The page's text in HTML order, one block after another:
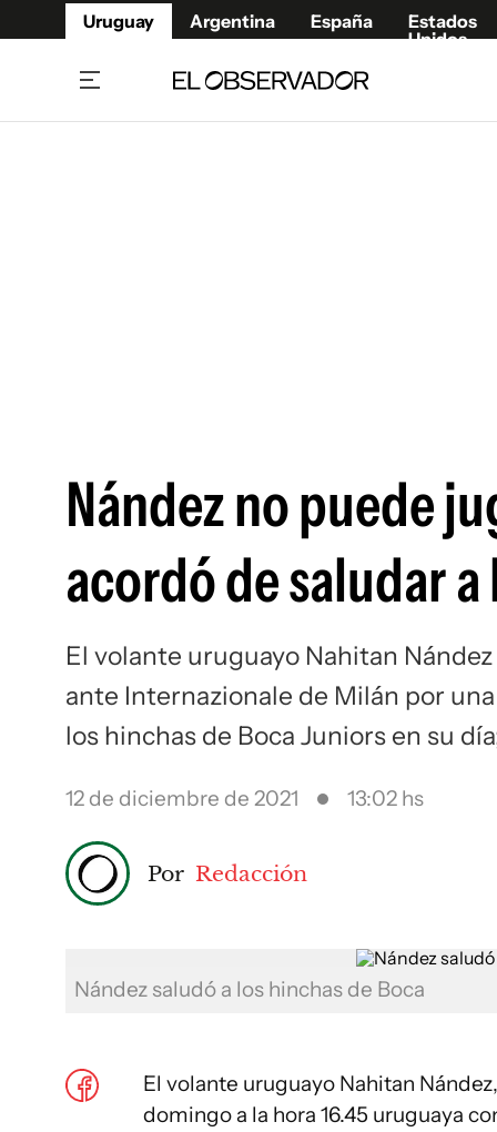
Uruguay Argentina España
Estados
Unidos
Nández no puede
acordó de saludar
El volante uruguayo Nahitan
ante Internazionale de Milán por
los hinchas de Boca Juniors en su
12 de diciembre de 2021 13:02 hs
Por Redacción
Nández saludó a los hinchas de Boca
El volante uruguayo Nahitan
domingo a la hora 16.45 uruguaya